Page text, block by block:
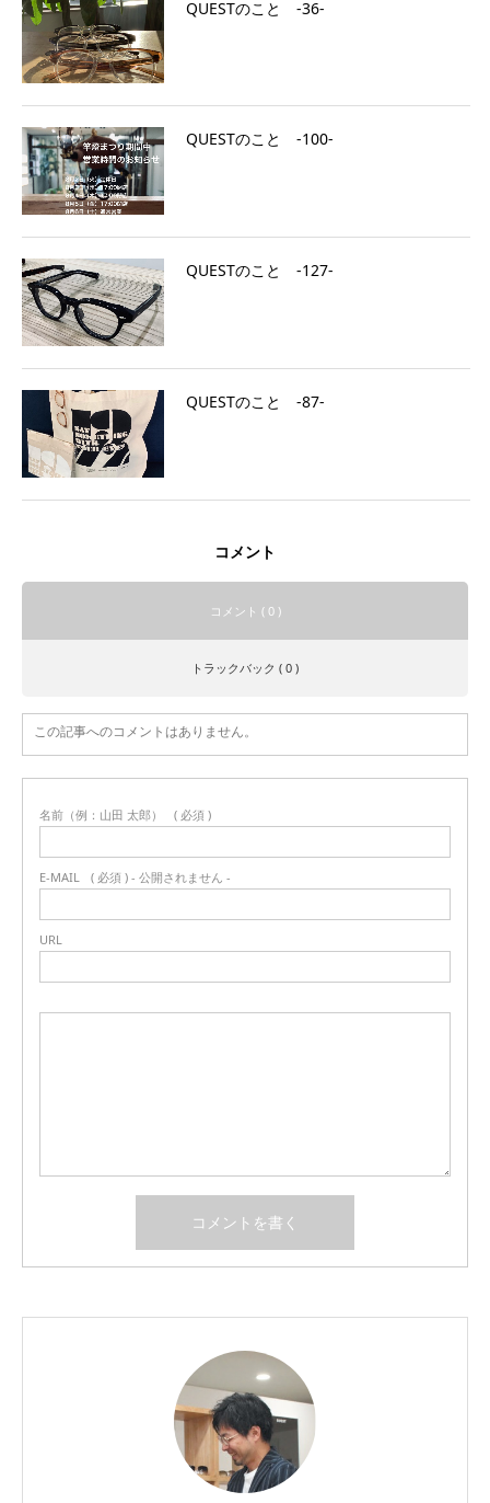
QUESTのこと ‐36‐
QUESTのこと ‐100‐
QUESTのこと ‐127‐
QUESTのこと ‐87‐
コメント
コメント ( 0 )
トラックバック ( 0 )
この記事へのコメントはありません。
名前（例：山田 太郎） ( 必須 )
E-MAIL ( 必須 ) - 公開されません -
URL